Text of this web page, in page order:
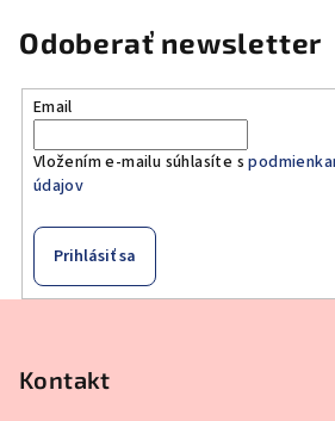
Odoberať newsletter
Email
Vložením e-mailu súhlasíte s
údajov
Prihlásiť sa
Kontakt